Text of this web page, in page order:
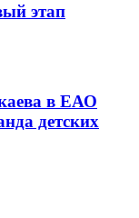
этап
в ЕАО
детских